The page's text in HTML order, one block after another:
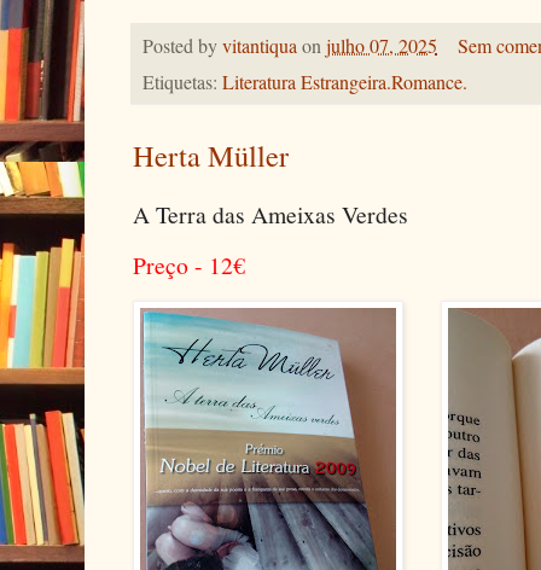
Posted byvitantiquaonjulho 07, 2025
Sem
Etiquetas: Literatura Estrangeira.Romance.
Herta Müller
A Terra das Ameixas Verdes
Preço - 12€